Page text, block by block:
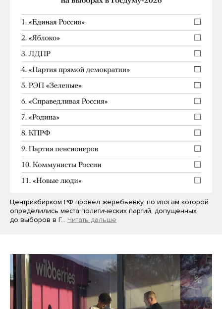
Центризбирком РФ провел жеребьевку, по итогам которой
определились места политических партий, допущенных
до выборов в Г… Читать дальше